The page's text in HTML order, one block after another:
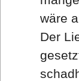
wäre
Der